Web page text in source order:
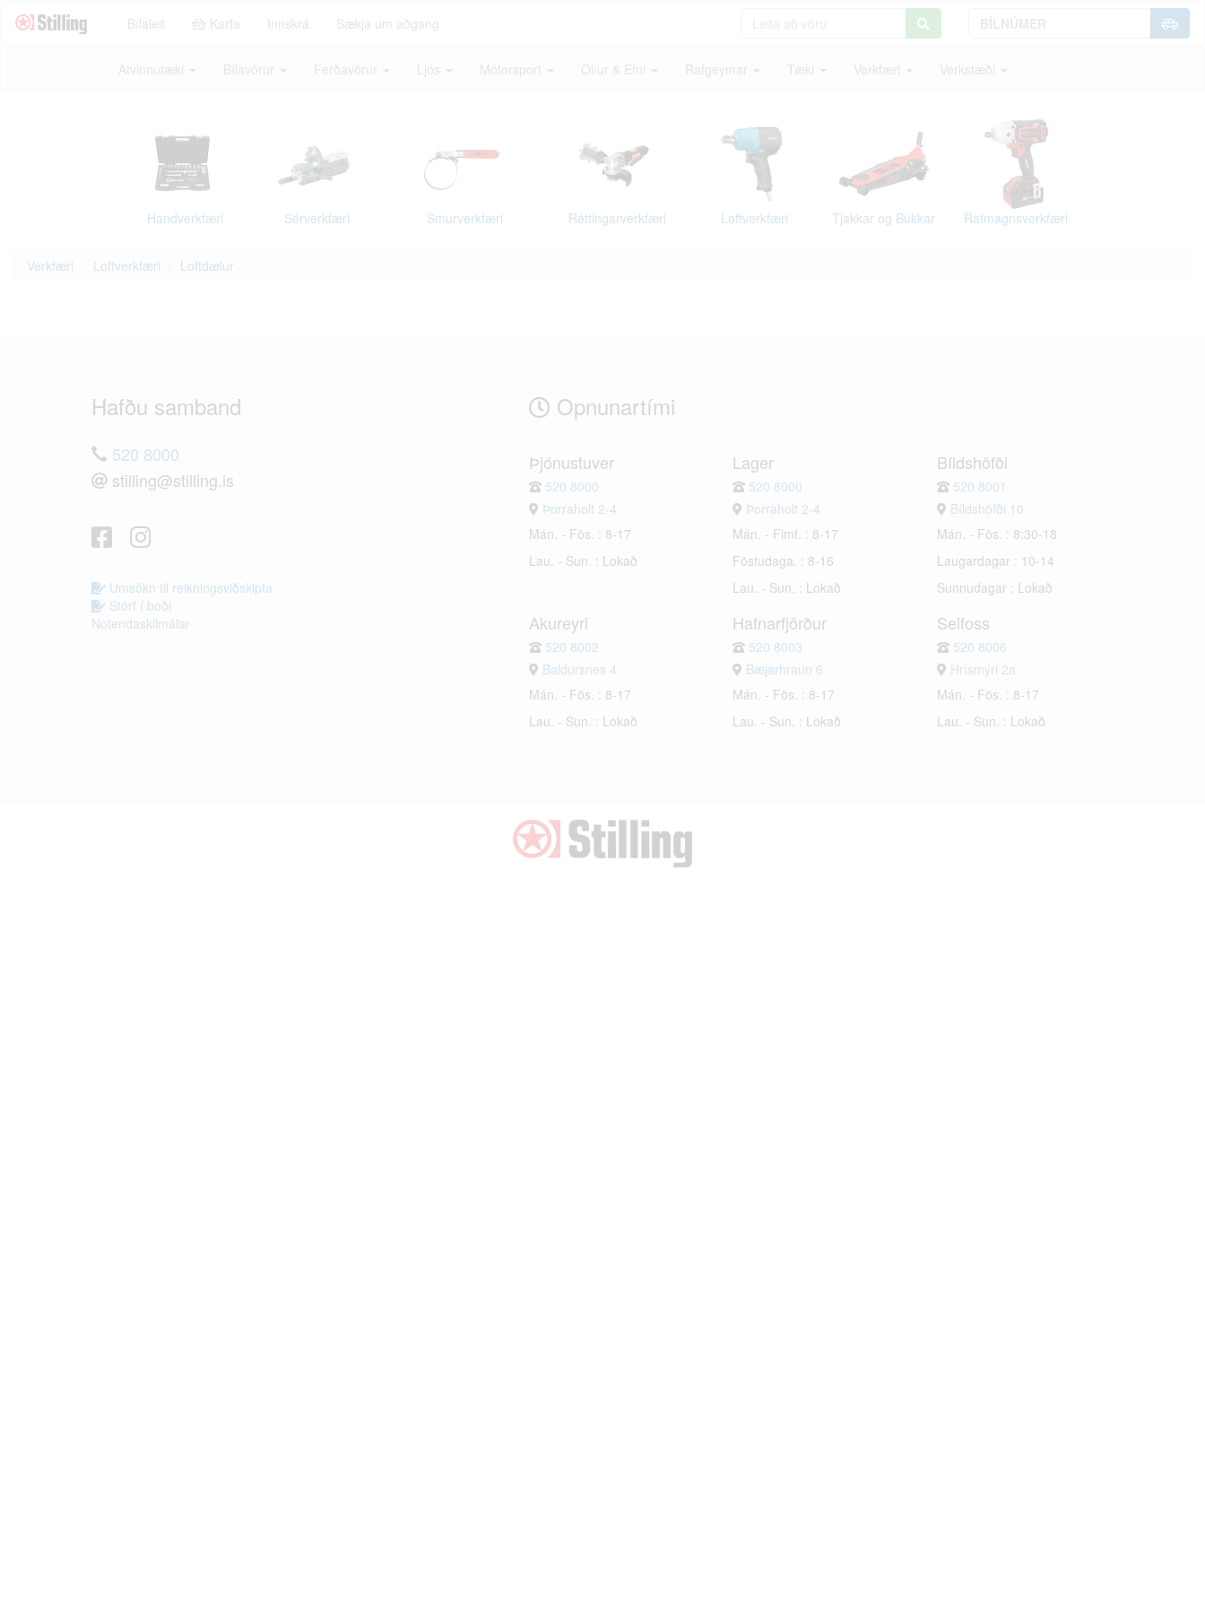
Bílaleit Karfa Innskrá Sækja um aðgang
Atvinnutæki Bílavörur Ferðavörur Ljós Mótorsport Olíur & Efni Rafgeymar Tæki Verkfæri Verkstæði
Handverkfæri Sérverkfæri Smurverkfæri Réttingarverkfæri Loftverkfæri Tjakkar og Búkkar Rafmagnsverkfæri
Verkfæri Loftverkfæri Loftdælur
Hafðu samband
520 8000
stilling@stilling.is
Umsókn til reikningsviðskipta
Störf í boði
Notendaskilmálar
Opnunartími
Þjónustuver
520 8000
Þorraholt 2-4
Mán. - Fös. : 8-17
Lau. - Sun. : Lokað
Lager
520 8000
Þorraholt 2-4
Mán. - Fimt. : 8-17
Föstudaga. : 8-16
Lau. - Sun. : Lokað
Bíldshöfði
520 8001
Bíldshöfði 10
Mán. - Fös. : 8:30-18
Laugardagar : 10-14
Sunnudagar : Lokað
Akureyri
520 8002
Baldursnes 4
Mán. - Fös. : 8-17
Lau. - Sun. : Lokað
Hafnarfjörður
520 8003
Bæjarhraun 6
Mán. - Fös. : 8-17
Lau. - Sun. : Lokað
Selfoss
520 8006
Hrísmýri 2a
Mán. - Fös. : 8-17
Lau. - Sun. : Lokað